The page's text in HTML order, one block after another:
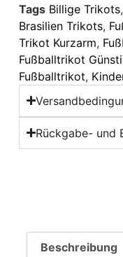
Tags Billige Trikots,
Brasilien Trikots,
Trikot Kurzarm,
Fußballtrikot
Fußballtrikot,
Rückgabe- und
Beschreibung